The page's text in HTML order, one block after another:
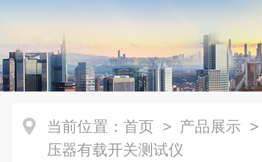
当前位置： 首页 > 产品展示
压器有载开关测试仪